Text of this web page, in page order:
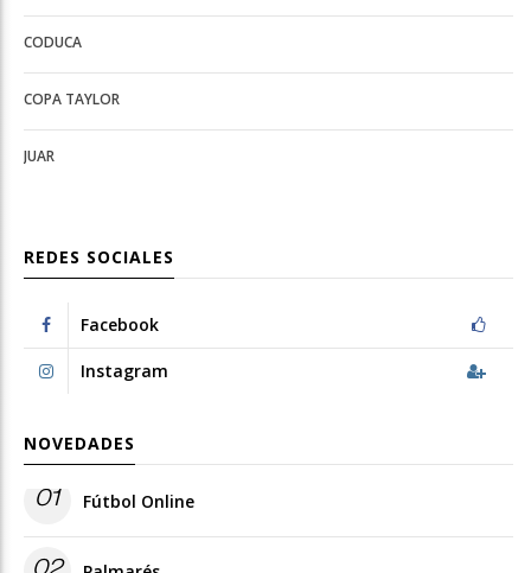
Deportes
configuration
options
configuration
options
CODUCA
COPA TAYLOR
JUAR
REDES SOCIALES
Facebook
Instagram
NOVEDADES
01 Fútbol Online